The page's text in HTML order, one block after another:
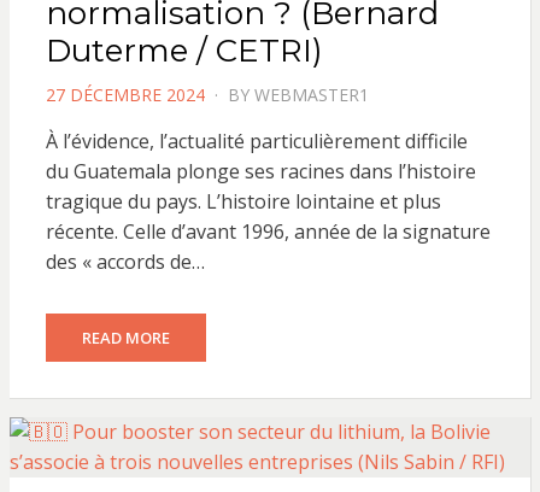
normalisation ? (Bernard
Duterme / CETRI)
POSTED
27 DÉCEMBRE 2024 BY WEBMASTER1
À l’évidence, l’actualité particulièrement difficile
du Guatemala plonge ses racines dans l’histoire
tragique du pays. L’histoire lointaine et plus
récente. Celle d’avant 1996, année de la signature
des « accords de…
READ MORE